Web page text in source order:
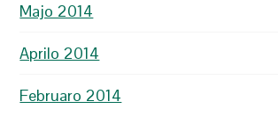
Majo 2014
Aprilo 2014
Februaro 2014